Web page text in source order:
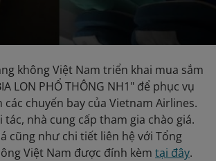
không Việt Nam triển khai mua sắm
LON PHỔ THÔNG NH1" để phục vụ
chuyến bay của Vietnam Airlines.
tác, nhà cung cấp tham gia chào giá.
cũng như chi tiết liên hệ với Tổng
Việt Nam được đính kèm tại đây.